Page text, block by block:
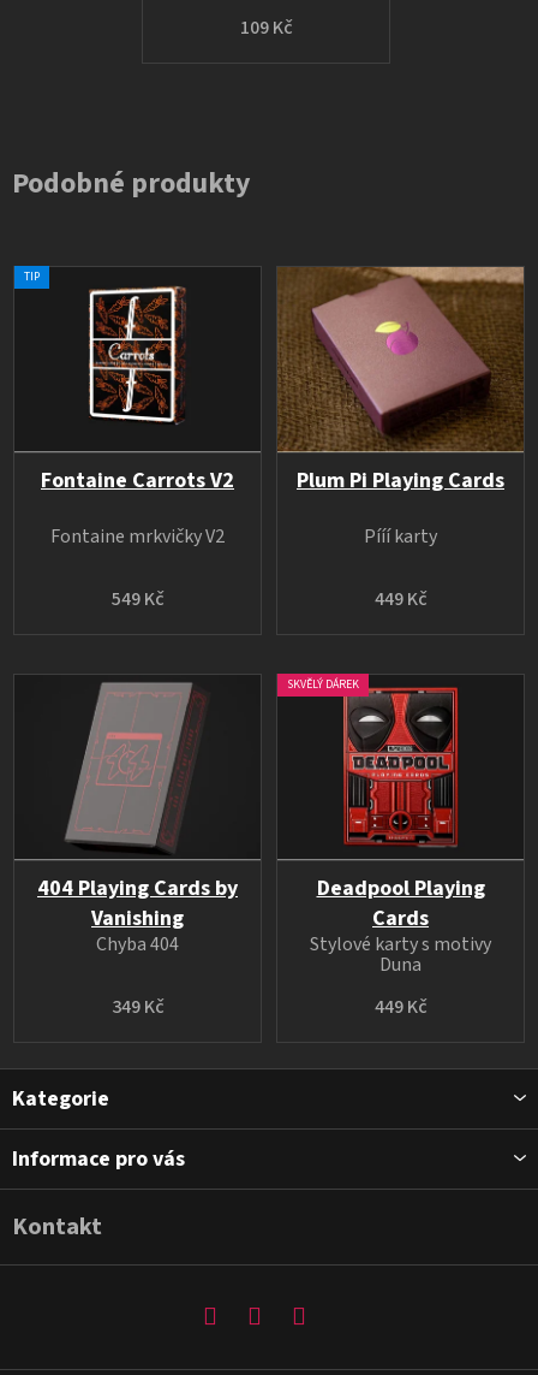
109 Kč
Podobné produkty
TIP
Fontaine Carrots V2
549 Kč
Fontaine mrkvičky V2
Plum Pi Playing Cards
449 Kč
Pííí karty
404 Playing Cards by
Vanishing
349 Kč
Chyba 404
SKVĚLÝ DÁREK
Deadpool Playing
Cards
449 Kč
Stylové karty s motivy
Duna
Z
p
Kategorie
Informace pro vás
Kontakt